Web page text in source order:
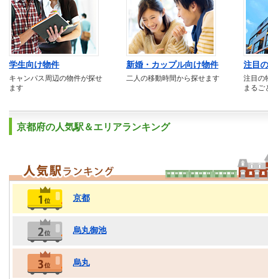
学生向け物件
キャンパス周辺の物件が探せ
ます
新婚・カップル向け物件
二人の移動時間から探せます
注目
注目の
まるご
京都府の人気駅＆エリアランキング
京都
烏丸御池
烏丸